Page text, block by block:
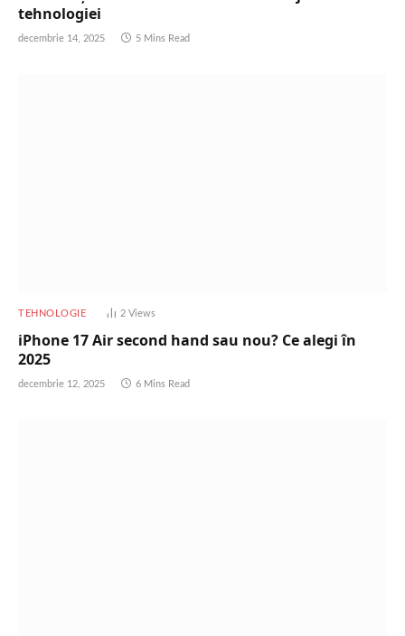
tehnologiei
decembrie 14, 2025 5 Mins Read
TEHNOLOGIE 2 Views
iPhone 17 Air second hand sau nou? Ce alegi în
2025
decembrie 12, 2025 6 Mins Read